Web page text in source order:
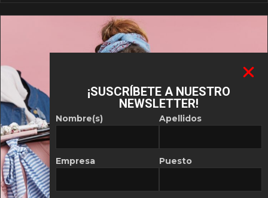
¡SUSCRÍBETE A NUESTRO
NEWSLETTER!
Nombre(s)
Empresa
Apellidos
Puesto